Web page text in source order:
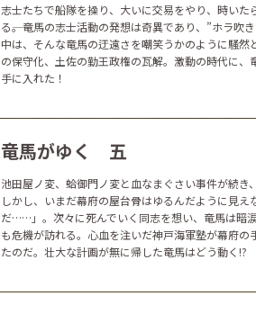
志士たちで船隊を操り、大いに交易をやり、時いた
る――。竜馬の志士活動の発想は奇異であり、”ホラ吹
中は、そんな竜馬の迂遠さを嘲笑うかのように騒然
の保守化、土佐の勤王政権の瓦解。激動の時代に、
手に入れた！
竜馬がゆく 五
池田屋ノ変、蛤御門ノ変と血なまぐさい事件が続き
しかし、いまだ幕府の屋台骨はゆるんだように見え
だ……」。次々に死んでいく同志を想い、竜馬は暗
も危機が訪れる。心血を注いだ神戸海軍塾が幕府の
たのだ。壮大な計画が無に帰した竜馬はどう動く!?